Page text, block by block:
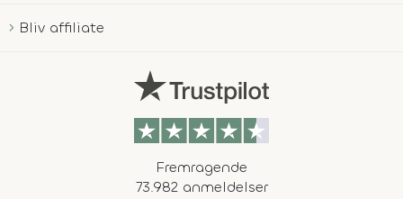
Bliv affiliate
Fremragende
73.982 anmeldelser